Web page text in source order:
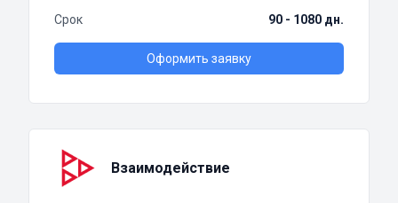
Срок
90 - 1080 дн.
Оформить заявку
Взаимодействие